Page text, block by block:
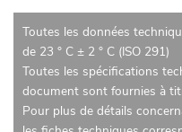
Toutes les données
de 23 ° C ± 2 ° C (ISO 291)
Toutes les spécifications
document sont fournies à
Pour plus de détails